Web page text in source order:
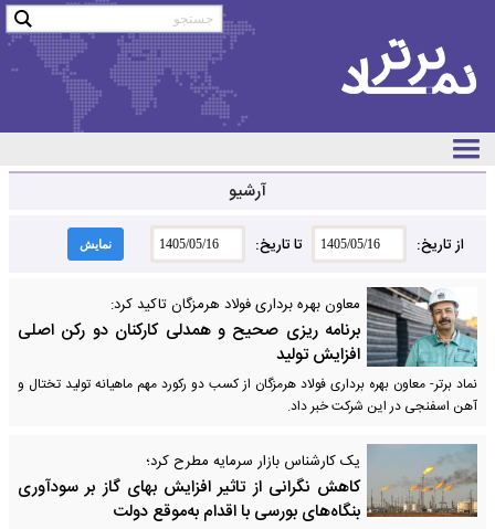
آرشیو
از تاریخ: تا تاریخ: نمایش
معاون بهره برداری فولاد هرمزگان تاکید کرد:
برنامه ریزی صحیح و همدلی کارکنان دو رکن اصلی
افزایش تولید
نماد برتر- معاون بهره برداری فولاد هرمزگان از کسب دو رکورد مهم ماهیانه تولید تختال و
آهن اسفنجی در این شرکت خبر داد.
یک کارشناس بازار سرمایه مطرح کرد؛
کاهش نگرانی از تاثیر افزایش بهای گاز بر سودآوری
بنگاه‌های بورسی با اقدام به‌موقع دولت